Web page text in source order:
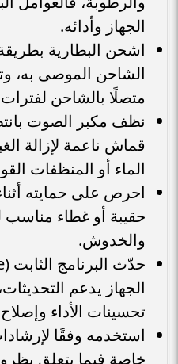
الجهاز وأدائه.
اشحن البطارية
الشاحن الموصى به،
متصلًا بالشاحن
نظف مكبر الصوت
قماش ناعمة لإزالة
الماء أو المنظفات
احرص على حمايته
حقيبة أو غطاء
والخدوش.
الجهاز يدعم
تحسينات الأداء
استخدمه وفقًا
خاصة فيما يتعلق